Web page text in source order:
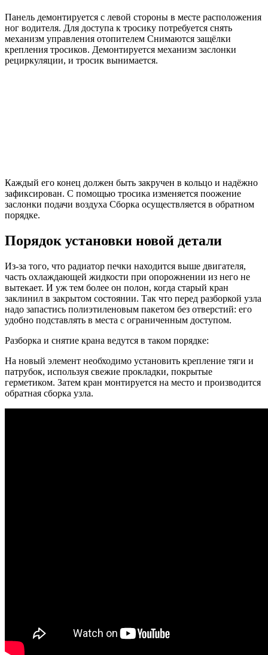
Панель демонтируется с левой стороны в месте расположения
ног водителя. Для доступа к тросику потребуется снять
механизм управления отопителем Снимаются защёлки
крепления тросиков. Демонтируется механизм заслонки
рециркуляции, и тросик вынимается.
Каждый его конец должен быть закручен в кольцо и надёжно
зафиксирован. С помощью тросика изменяется поожение
заслонки подачи воздуха Сборка осуществляется в обратном
порядке.
Порядок установки новой детали
Из-за того, что радиатор печки находится выше двигателя,
часть охлаждающей жидкости при опорожнении из него не
вытекает. И уж тем более он полон, когда старый кран
заклинил в закрытом состоянии. Так что перед разборкой узла
надо запастись полиэтиленовым пакетом без отверстий: его
удобно подставлять в места с ограниченным доступом.
Разборка и снятие крана ведутся в таком порядке:
На новый элемент необходимо установить крепление тяги и
патрубок, используя свежие прокладки, покрытые
герметиком. Затем кран монтируется на место и производится
обратная сборка узла.